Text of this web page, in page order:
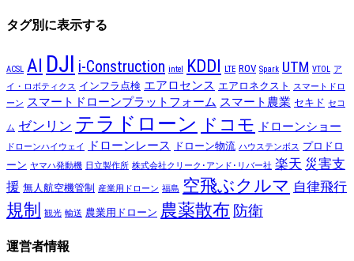
タグ別に表示する
ACSL AI DJI i-Construction intel KDDI LTE ROV Spark UTM VTOL ア
イ・ロボティクス インフラ点検 エアロセンス エアロネクスト
スマートドロ
ーン スマートドローンプラットフォーム スマート農業 セキド セコ
ム ゼンリン テラドローン ドコモ ドローンショー
ドローンハイウェイ ドローンレース ドローン物流 ハウステンボス プロドロ
ーン ヤマハ発動機 日立製作所 株式会社クリーク･アンド･リバー社 楽天 災害支
援 無人航空機管制 産業用ドローン 福島 空飛ぶクルマ 自律飛行
規制 観光 輸送 農業用ドローン 農薬散布 防衛
運営者情報